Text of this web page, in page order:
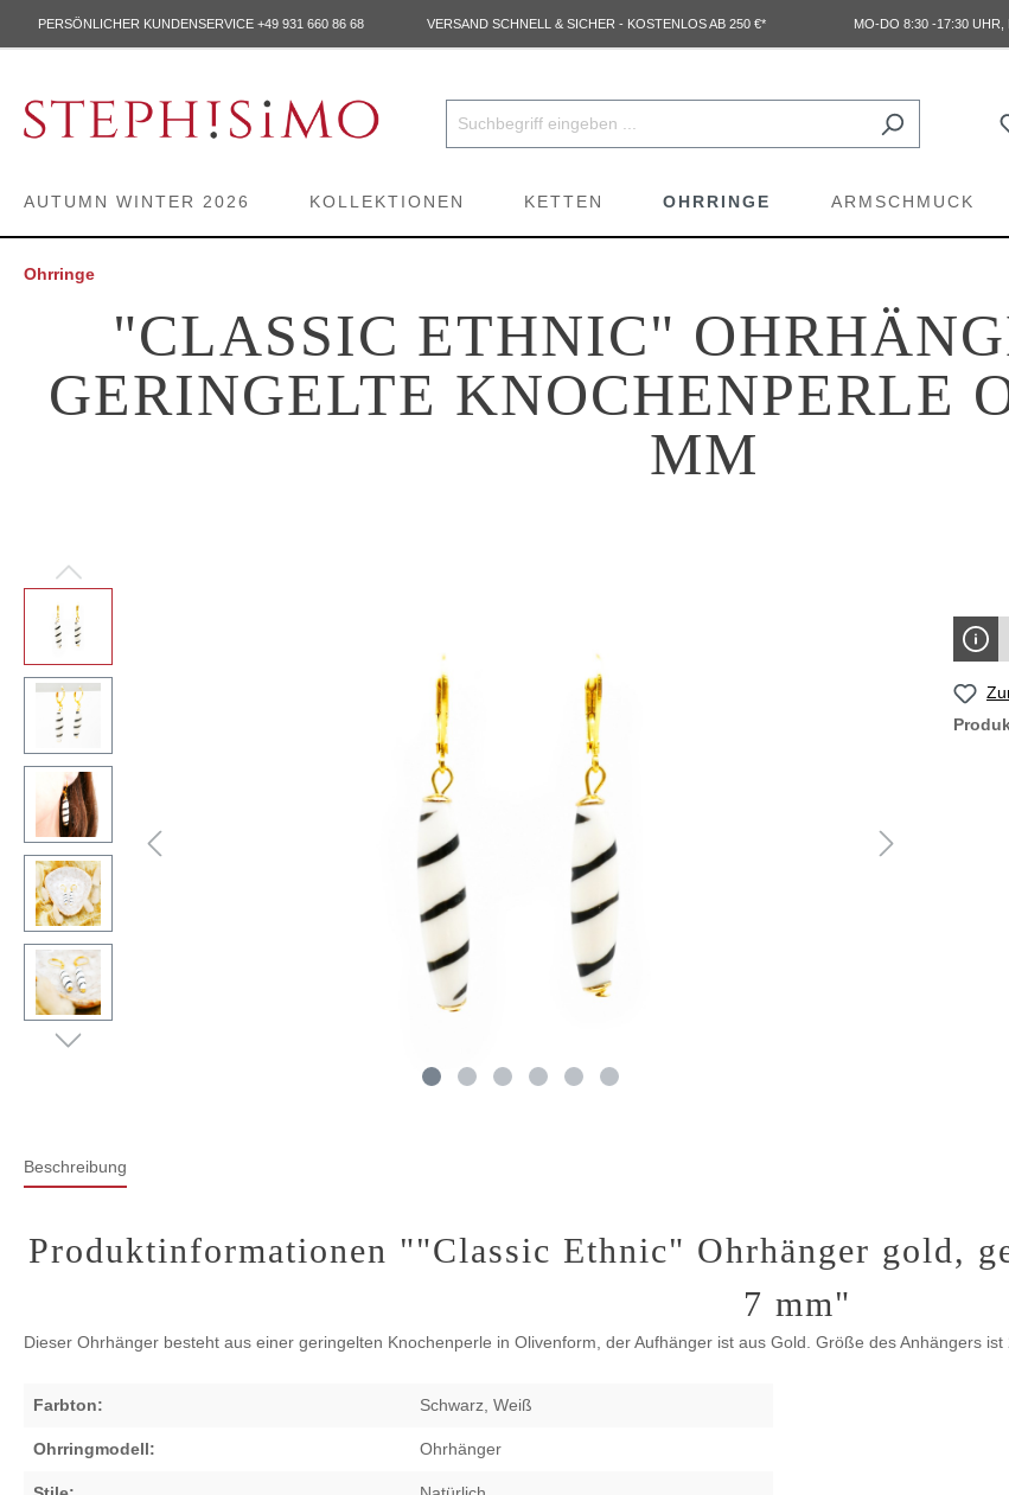
PERSÖNLICHER KUNDENSERVICE +49 931 660 86 68 VERSAND SCHNELL & SICHER - KOSTENLOS AB 250 €* MO-DO 8:30 -17:30 UHR,
AUTUMN WINTER 2026 KOLLEKTIONEN KETTEN OHRRINGE ARMSCHMUCK
Ohrringe
"CLASSIC ETHNIC"
GERINGELTE KNOCHENPERLE
MM
Beschreibung
Produktinformationen ""Classic Ethnic" Ohrhänger gold,
7 mm"
Dieser Ohrhänger besteht aus einer geringelten Knochenperle in Olivenform, der Aufhänger ist aus Gold. Größe des Anhängers ist
Farbton: Schwarz, Weiß
Ohrringmodell: Ohrhänger